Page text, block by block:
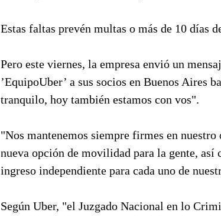
Estas faltas prevén multas o más de 10 días
Pero este viernes, la empresa envió un
’EquipoUber’ a sus socios en Buenos Aires
tranquilo, hoy también estamos con vos".
"Nos mantenemos siempre firmes en
nueva opción de movilidad para la gente, así
ingreso independiente para cada uno de
Según Uber, "el Juzgado Nacional en lo